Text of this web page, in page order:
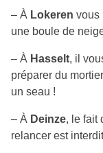
– À Lokeren vous
une boule de
– À Hasselt, il
préparer du
un seau !
– À Deinze, le fait
relancer est